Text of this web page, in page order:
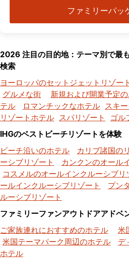
ファミリーパッ
2026 注目の目的地：テーマ別で最
検索
ヨーロッパのセットジェットリゾート
グルメな街
新規および開業予定
テル
ロマンチックなホテル スキ
リゾートホテル スパリゾート
ゴル
IHGのベストビーチリゾートを体験
ビーチ沿いのホテル
カリブ諸国の
ーシブリゾート
カンクンのオール
コスメルのオールインクルーシブリ
ールインクルーシブリゾート
プン
ルーシブリゾート
ファミリーファンアウトドアアドベ
ご家族連れにおすすめのホテル
米
米国テーマパーク周辺のホテル
デ
ホテル